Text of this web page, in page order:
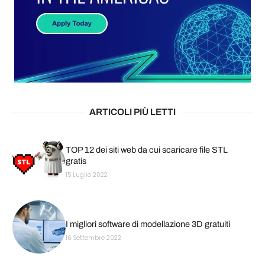
ARTICOLI PIÙ LETTI
TOP 12 dei siti web da cui scaricare file STL
gratis
15 Luglio 2022
I migliori software di modellazione 3D gratuiti
16 Settembre 2022